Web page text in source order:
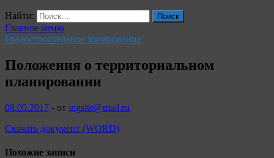
Найти:
Главное меню
Градостроительное зонирование
Положения о территориальном
планировании
08.09.2017 - от ingsite@mail.ru
Скачать документ (WORD)
Похожие записи